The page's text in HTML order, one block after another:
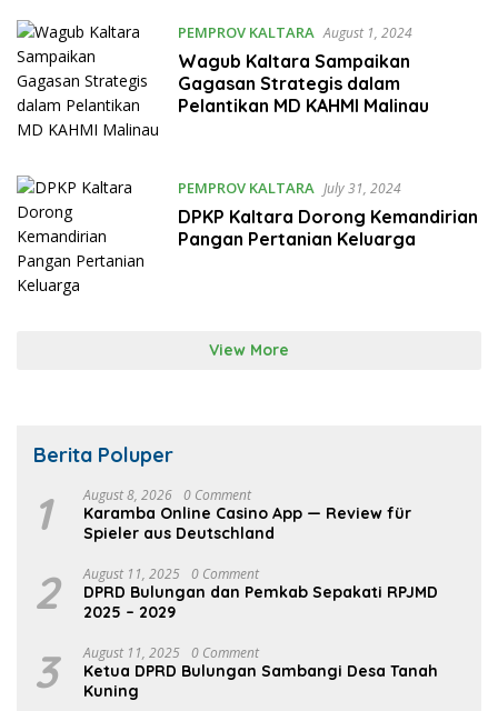
PEMPROV KALTARA August 1, 2024
Wagub Kaltara Sampaikan
Gagasan Strategis dalam
Pelantikan MD KAHMI Malinau
PEMPROV KALTARA July 31, 2024
DPKP Kaltara Dorong Kemandirian
Pangan Pertanian Keluarga
View More
Berita Poluper
1 August 8, 2026 0 Comment
Karamba Online Casino App — Review für
Spieler aus Deutschland
2 August 11, 2025 0 Comment
DPRD Bulungan dan Pemkab Sepakati RPJMD
2025 – 2029
3 August 11, 2025 0 Comment
Ketua DPRD Bulungan Sambangi Desa Tanah
Kuning